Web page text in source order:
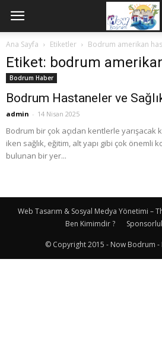
Ana Sayfa Etiketler Bodrum amerikan
Etiket: bodrum
Bodrum Haber
Bodrum Hastaneler ve
admin - 14 Nisan 2025
Bodrum bir çok açıdan kentlerle
iken sağlık, eğitim, alt yapı gibi çok önemli
bulunan bir yer...
Web Tasarım & Sosyal Medya Yönetimi –
Ben Kimimdir ?
© Copyright 2015 - Now Bodrum -